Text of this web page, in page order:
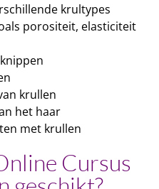
krultypes
porositeit, elasticiteit
krullen
het haar
met krullen
Cursus